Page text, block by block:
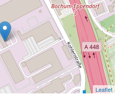
Leaflet